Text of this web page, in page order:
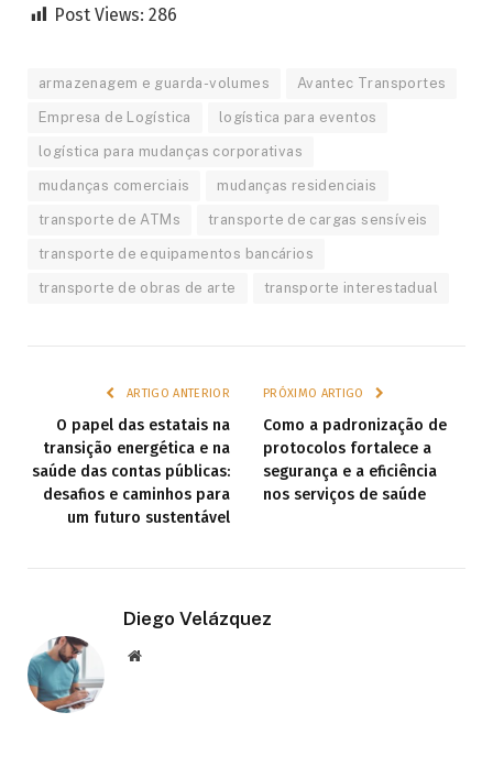
Post Views: 286
armazenagem e guarda-volumes Avantec Transportes
Empresa de Logística logística para eventos
logística para mudanças corporativas
mudanças comerciais mudanças residenciais
transporte de ATMs transporte de cargas sensíveis
transporte de equipamentos bancários
transporte de obras de arte transporte interestadual
ARTIGO ANTERIOR
O papel das estatais na
transição energética e na
saúde das contas públicas:
desafios e caminhos para
um futuro sustentável
PRÓXIMO ARTIGO
Como a padronização de
protocolos fortalece a
segurança e a eficiência
nos serviços de saúde
Diego Velázquez
Website